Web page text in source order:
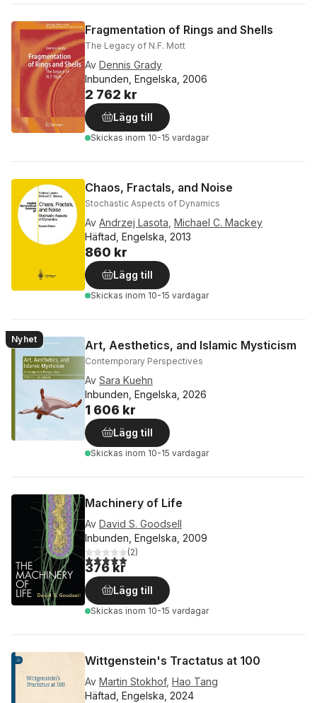
Fragmentation of Rings and Shells
The Legacy of N.F. Mott
Av Dennis Grady
Inbunden, Engelska, 2006
2 762 kr
Lägg till
Skickas inom 10-15 vardagar
Chaos, Fractals, and Noise
Stochastic Aspects of Dynamics
Av Andrzej Lasota Michael C. Mackey
Häftad, Engelska, 2013
860 kr
Lägg till
Skickas inom 10-15 vardagar
Nyhet Art, Aesthetics, and Islamic Mysticism
Contemporary Perspectives
Av Sara Kuehn
Inbunden, Engelska, 2026
1 606 kr
Lägg till
Skickas inom 10-15 vardagar
Machinery of Life
Av David S. Goodsell
Inbunden, Engelska, 2009
5,0utav 5 stjärnor. Totalt antal röster:
(2)
376 kr
Lägg till
Skickas inom 10-15 vardagar
Wittgenstein's Tractatus at 100
Av Martin Stokhof, Hao Tang
Häftad, Engelska, 2024